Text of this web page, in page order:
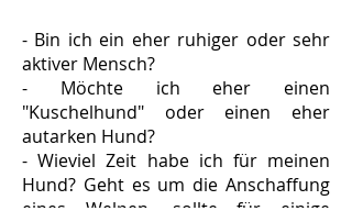
- Bin ich ein eher ruhiger oder sehr
aktiver Mensch?
- Möchte ich eher einen
"Kuschelhund" oder einen eher
autarken Hund?
- Wieviel Zeit habe ich für meinen
Hund? Geht es um die Anschaffung
eines Welpen, sollte für einige